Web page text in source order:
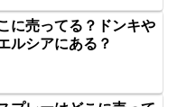
に売ってる？ドンキや
ルシアにある？